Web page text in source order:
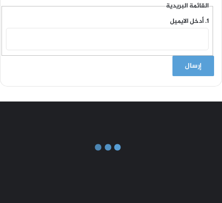
القائمة البريدية
أدخل الايميل